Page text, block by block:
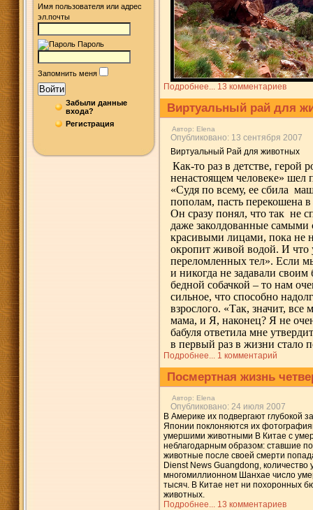
Имя пользователя или адрес
эл.почты
Пароль
Запомнить меня
Войти
Забыли данные
входа?
Регистрация
Подробнее... 13 комментариев
Виртуальный рай для
Автор: Elena
Опубликовано: 13 сентября 2007
Виртуальный Рай для животных
Как-то раз в детстве, герой
ненастоящем человеке» шел
«Судя по всему, ее сбила
пополам, пасть перекошена
Он сразу понял, что так не
даже заколдованные
красивыми лицами, пока не
окропит живой водой. И
переломленных тел». Если
и никогда не задавали
бедной собачкой – то нам
сильное, что способно
взрослого. «Так, значит,
мама, и Я, наконец? Я не
бабуля ответила мне
в первый раз в жизни стало
Подробнее... 1 комментарий
Посмертная жизнь
Автор: Elena
Опубликовано: 24 июля 2007
В Америке их подвергают глубокой
Японии поклоняются их
умершими животными В Китае с
неблагодарным образом: ставшие
животные после своей смерти
Dienst News Guangdong,
многомиллионном Шанхае число
тысяч. В Китае нет ни похоронных
животных.
Подробнее... 13 комментариев